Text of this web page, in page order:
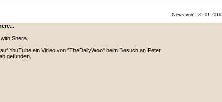
News vom: 31.01.2016
Shera.
YouTube ein Video von "TheDailyWoo" beim Besuch an Peter
gefunden.